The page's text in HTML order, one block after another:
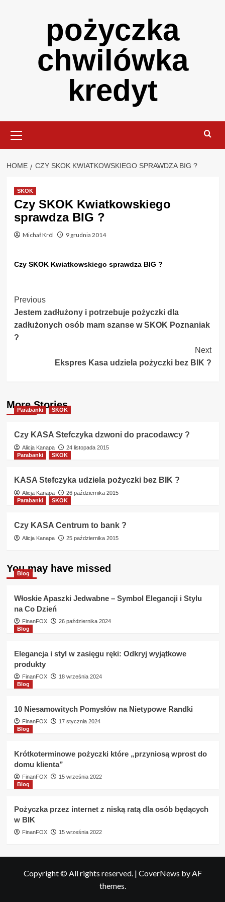
pożyczka
chwilówka
kredyt
Menu
HOME CZY SKOK KWIATKOWSKIEGO SPRAWDZA BIG ?
SKOK
Czy SKOK Kwiatkowskiego
sprawdza BIG ?
Michał Król 9 grudnia 2014
Czy SKOK Kwiatkowskiego sprawdza BIG ?
Post
Navigation
Previous
Jestem zadłużony i potrzebuje pożyczki dla
zadłużonych osób mam szanse w SKOK Poznaniak
?
Next
Ekspres Kasa udziela pożyczki bez BIK ?
More Stories
Parabanki SKOK
Czy KASA Stefczyka dzwoni do pracodawcy ?
Alicja Kanapa
24 listopada 2015
Parabanki
SKOK
KASA Stefczyka udziela pożyczki bez BIK ?
Alicja Kanapa
26 października 2015
Parabanki
SKOK
Czy KASA Centrum to bank ?
Alicja Kanapa 25 października 2015
You may have missed
Blog
Włoskie Apaszki Jedwabne – Symbol Elegancji i Stylu
na Co Dzień
FinanFOX
26 października 2024
Blog
Elegancja i styl w zasięgu ręki: Odkryj wyjątkowe
produkty
FinanFOX
18 września 2024
Blog
10 Niesamowitych Pomysłów na Nietypowe Randki
FinanFOX
17 stycznia 2024
Blog
Krótkoterminowe pożyczki które „przyniosą wprost do
domu klienta”
FinanFOX
15 września 2022
Blog
Pożyczka przez internet z niską ratą dla osób będących
w BIK
FinanFOX 15 września 2022
Copyright © All rights reserved. | CoverNews by AF
themes.